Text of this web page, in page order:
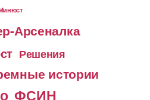
Арсеналка
Решения
истории
ФСИН